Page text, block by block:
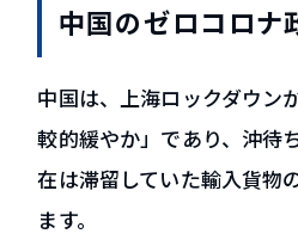
中国のゼロコロナ
中国は、上海ロックダウン
較的緩やか」であり、沖待
在は滞留していた輸入貨物
ます。